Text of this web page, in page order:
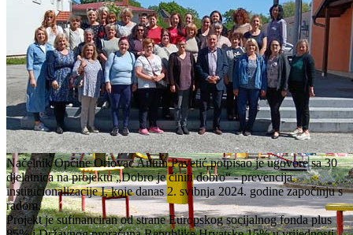
Načelnik Općine Oriovac Antun Pavetić potpisao je ugovore sa 30
djelatnica na projektu „Dobro je činiti dobro“ - prevencija
institucionalizacije I, koje danas 2. svibnja 2024. godine započinju s
radom.
Projekt je sufinanciran od strane Europskog socijalnog fonda plus